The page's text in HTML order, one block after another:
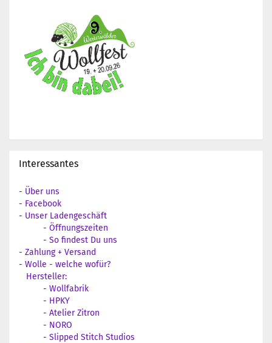
Interessantes
- Über uns
- Facebook
- Unser Ladengeschäft
- Öffnungszeiten
- So findest Du uns
- Zahlung + Versand
- Wolle - welche wofür?
Hersteller:
- Wollfabrik
- HPKY
- Atelier Zitron
- NORO
- Slipped Stitch Studios